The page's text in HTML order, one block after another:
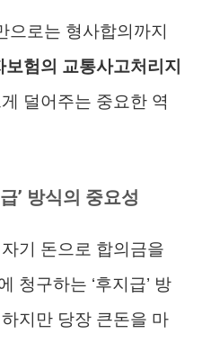
으로는 형사합의까지
보험의 교통사고처리지
덜어주는 중요한 역
’ 방식의 중요성
기 돈으로 합의금을
청구하는 ‘후지급’ 방
지만 당장 큰돈을 마